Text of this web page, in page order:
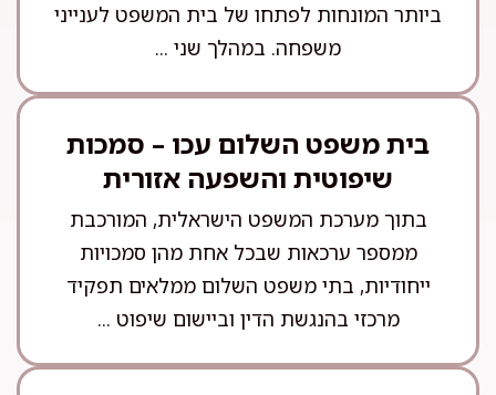
ביותר המונחות לפתחו של בית המשפט לענייני
משפחה. במהלך שני ...
בית משפט השלום עכו – סמכות
שיפוטית והשפעה אזורית
בתוך מערכת המשפט הישראלית, המורכבת
ממספר ערכאות שבכל אחת מהן סמכויות
ייחודיות, בתי משפט השלום ממלאים תפקיד
מרכזי בהנגשת הדין וביישום שיפוט ...